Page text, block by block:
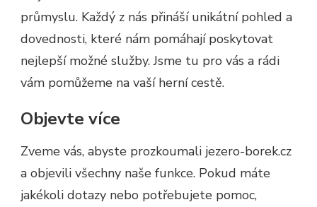
průmyslu. Každý z nás přináší unikátní pohled a
dovednosti, které nám pomáhají poskytovat
nejlepší možné služby. Jsme tu pro vás a rádi
vám pomůžeme na vaší herní cestě.
Objevte více
Zveme vás, abyste prozkoumali jezero-borek.cz
a objevili všechny naše funkce. Pokud máte
jakékoli dotazy nebo potřebujete pomoc,